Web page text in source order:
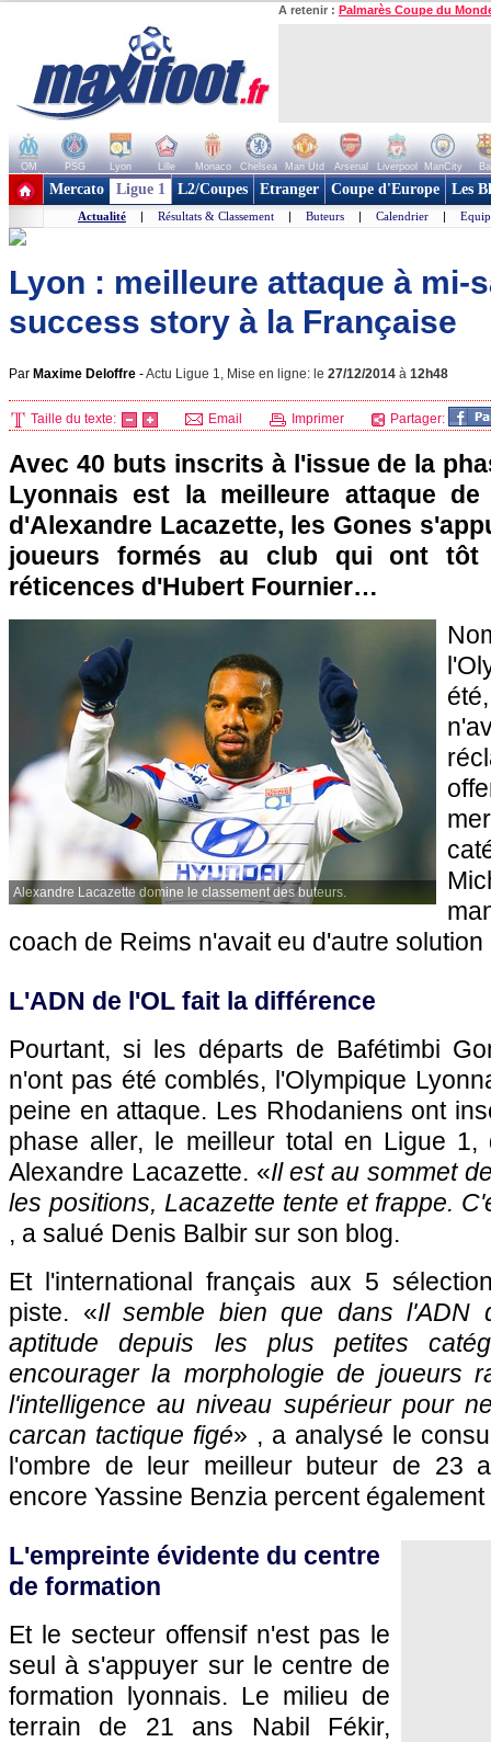
A retenir : Palmarès Coupe du
OM PSG Lyon Lille Monaco Chelsea Man Utd Arsenal Liverpool ManCity
+ de clubs
Mercato Ligue 1 L2/Coupes Etranger Coupe d'Europe Les
Actualité | Résultats & Classement | Buteurs | Calendrier |
Lyon : meilleure attaque à mi-
success story à la Française
Par Maxime Deloffre -Actu Ligue 1, Mise en ligne: le 27/12/2014 à 12h48
Taille du texte: Email Imprimer Partager:
Avec 40 buts inscrits à l'issue de la
Lyonnais est la meilleure attaque
d'Alexandre Lacazette, les Gones
joueurs formés au club qui ont tôt
réticences d'Hubert Fournier…
Alexandre Lacazette domine le classement des buteurs.
coach de Reims n'avait eu d'autre
L'ADN de l'OL fait la différence
Pourtant, si les départs de Bafétimbi
n'ont pas été comblés, l'Olympique
peine en attaque. Les Rhodaniens ont
phase aller, le meilleur total en Ligue
Alexandre Lacazette. «Il est au sommet
les positions, Lacazette tente et frappe.
, a salué Denis Balbir sur son blog.
Et l'international français aux 5
piste. «Il semble bien que dans
aptitude depuis les plus petites
encourager la morphologie de joueurs
l'intelligence au niveau supérieur pour
carcan tactique figé» , a analysé le
l'ombre de leur meilleur buteur de 23
encore Yassine Benzia percent
L'empreinte évidente du centre
de formation
Et le secteur offensif n'est pas le
seul à s'appuyer sur le centre de
formation lyonnais. Le milieu de
terrain de 21 ans Nabil Fékir,